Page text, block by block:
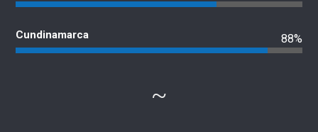
Cundinamarca 88%